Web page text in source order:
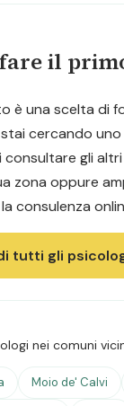
il
è una scelta di
cercando
consultare gli
zona oppure
consulenza
tutti gli
nei comuni
Moio de' Calvi